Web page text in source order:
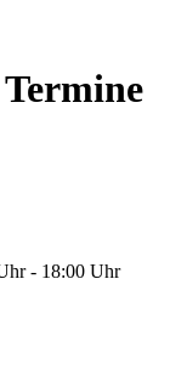
- 18:00 Uhr